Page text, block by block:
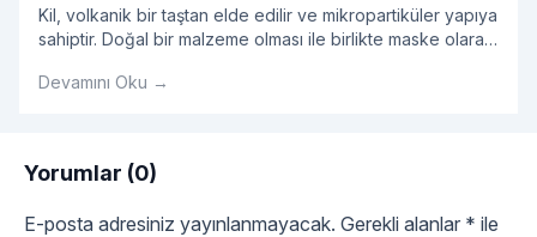
Kil, volkanik bir taştan elde edilir ve mikropartiküler yapıya
sahiptir. Doğal bir malzeme olması ile birlikte maske olarak
Devamını Oku →
Yorumlar (0)
E-posta adresiniz yayınlanmayacak. Gerekli alanlar * ile